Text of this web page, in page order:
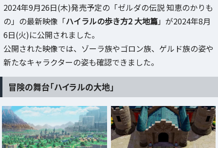
2024年9月26日(木)発売予定の「ゼルダの伝説 知恵のかりも
の」の最新映像「ハイラルの歩き方2 大地篇」が2024年8月
6日(火)に公開されました。
公開された映像では、ゾーラ族やゴロン族、ゲルド族の姿や
新たなキャラクターの姿も確認できました。
冒険の舞台「ハイラルの大地」